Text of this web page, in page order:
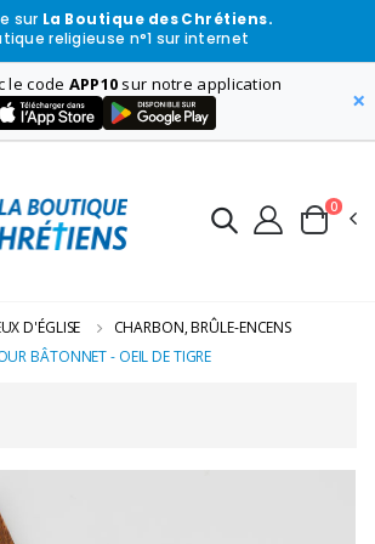
sur La Boutique des Chrétiens.
religieuse n°1 sur internet
le code APP10 sur notre application
×
0
D'ÉGLISE
CHARBON, BRÛLE-ENCENS
BÂTONNET - OEIL DE TIGRE